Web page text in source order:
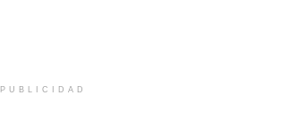
PUBLICIDAD